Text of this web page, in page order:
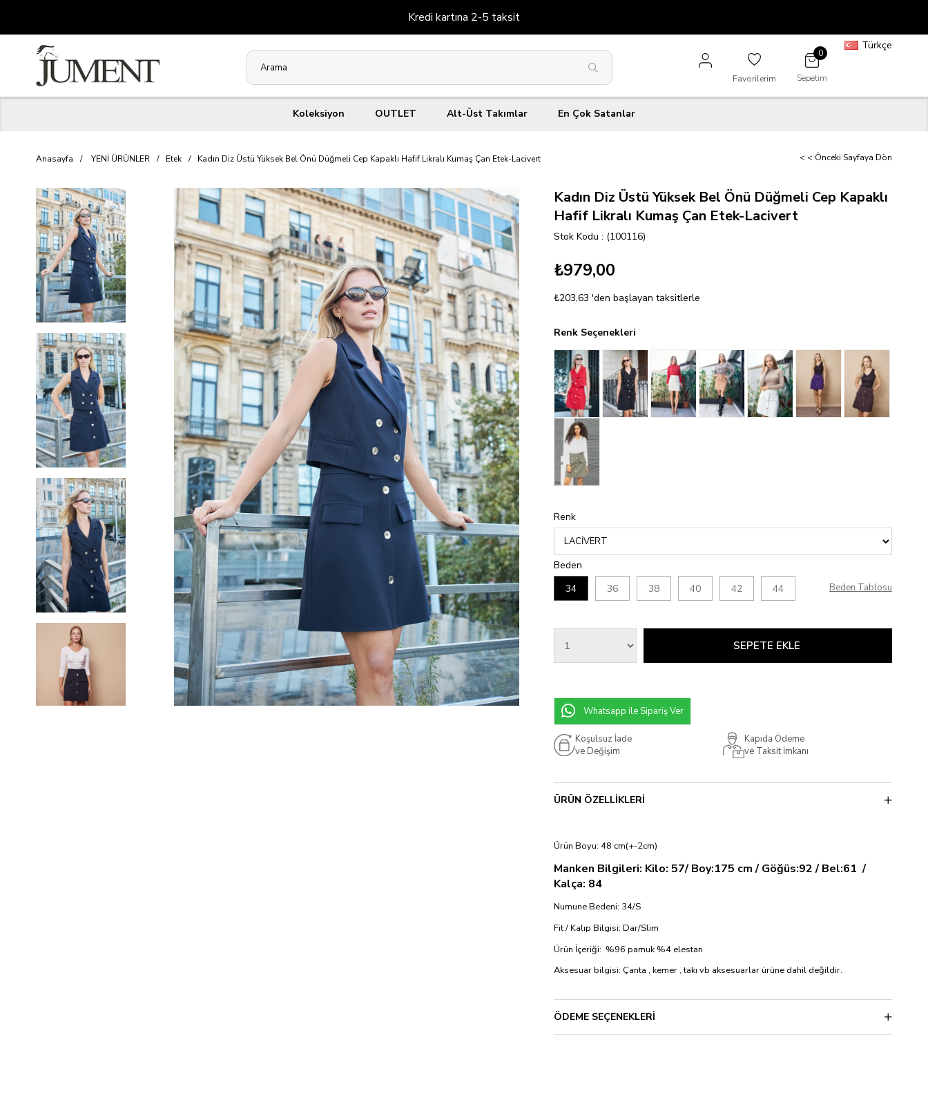
Kredi kartına 2-5 taksit
Türkçe
Sepetim
0
Favorilerim
Koleksiyon OUTLET Alt-Üst Takımlar En Çok Satanlar
Anasayfa YENİ ÜRÜNLER Etek Kadın Diz Üstü Yüksek Bel Önü Düğmeli Cep Kapaklı Hafif Likralı Kumaş Çan Etek-Lacivert < < Önceki Sayfaya Dön
Kadın Diz Üstü Yüksek Bel Önü Düğmeli Cep Kapaklı
Hafif Likralı Kumaş Çan Etek-Lacivert
Stok Kodu (100116)
₺979,00
₺203,63 'den başlayan taksitlerle
Renk Seçenekleri
Renk
Beden
34
36 38 40 42 44 Beden Tablosu
Whatsapp ile Sipariş Ver
Koşulsuz İade
ve Değişim
Kapıda Ödeme
ve Taksit İmkanı
ÜRÜN ÖZELLIKLERI
Ürün Boyu: 48 cm(+-2cm)
Manken Bilgileri: Kilo: 57/ Boy:175 cm / Göğüs:92 / Bel:61 /
Kalça: 84
Numune Bedeni: 34/S
Fit / Kalıp Bilgisi: Dar/Slim
Ürün İçeriği: %96 pamuk %4 elestan
Aksesuar bilgisi: Çanta , kemer , takı vb aksesuarlar ürüne dahil değildir.
ÖDEME SEÇENEKLERI